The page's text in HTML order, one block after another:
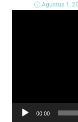
Agustus 1,
00:00